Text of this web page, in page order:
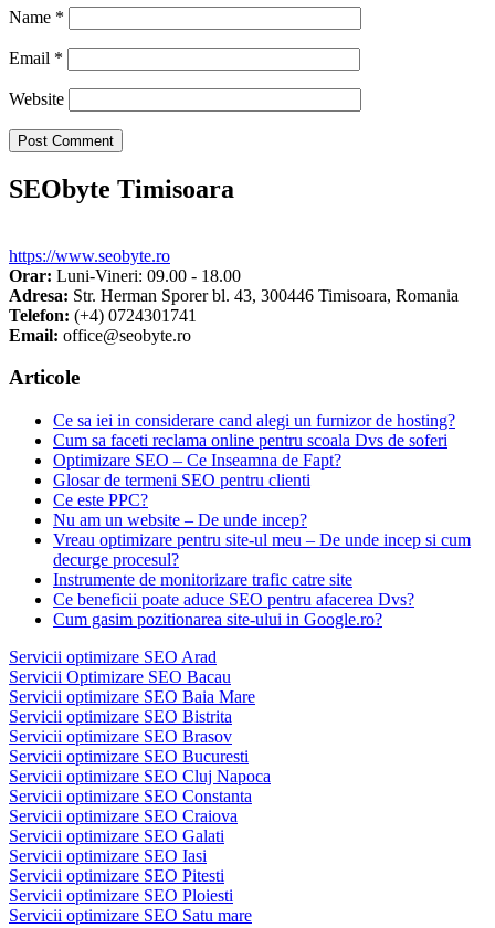
Name *
Email *
Website
SEObyte Timisoara
https://www.seobyte.ro
Orar: Luni-Vineri: 09.00 - 18.00
Adresa: Str. Herman Sporer bl. 43, 300446 Timisoara, Romania
Telefon: (+4) 0724301741
Email: office@seobyte.ro
Articole
Ce sa iei in considerare cand alegi un furnizor de hosting?
Cum sa faceti reclama online pentru scoala Dvs de soferi
Optimizare SEO – Ce Inseamna de Fapt?
Glosar de termeni SEO pentru clienti
Ce este PPC?
Nu am un website – De unde incep?
Vreau optimizare pentru site-ul meu – De unde incep si cum
decurge procesul?
Instrumente de monitorizare trafic catre site
Ce beneficii poate aduce SEO pentru afacerea Dvs?
Cum gasim pozitionarea site-ului in Google.ro?
Servicii optimizare SEO Arad
Servicii Optimizare SEO Bacau
Servicii optimizare SEO Baia Mare
Servicii optimizare SEO Bistrita
Servicii optimizare SEO Brasov
Servicii optimizare SEO Bucuresti
Servicii optimizare SEO Cluj Napoca
Servicii optimizare SEO Constanta
Servicii optimizare SEO Craiova
Servicii optimizare SEO Galati
Servicii optimizare SEO Iasi
Servicii optimizare SEO Pitesti
Servicii optimizare SEO Ploiesti
Servicii optimizare SEO Satu mare